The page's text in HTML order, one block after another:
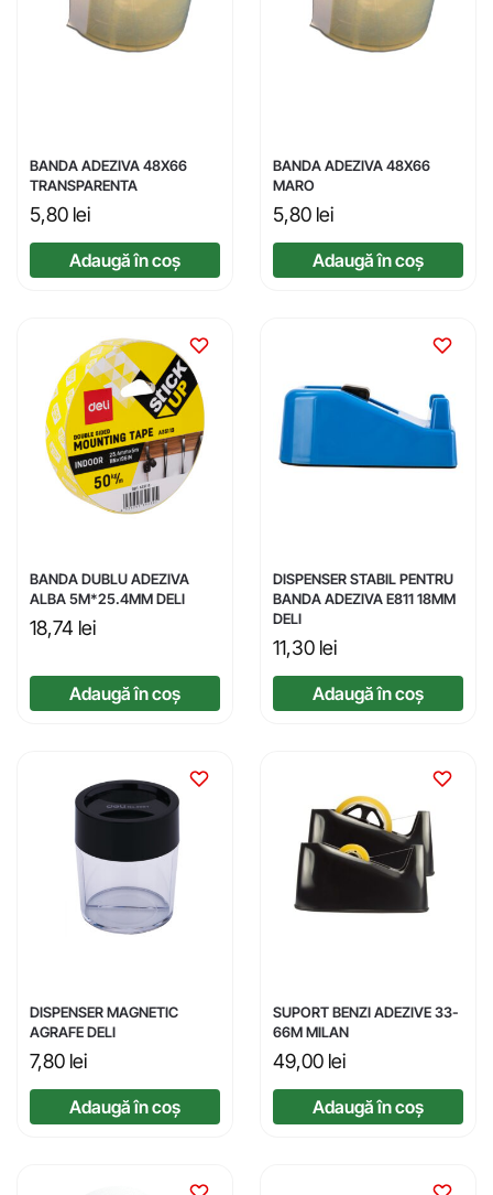
BANDA ADEZIVA 48X66
TRANSPARENTA
5,80 lei
Adaugă în coș
BANDA ADEZIVA 48X66
MARO
5,80 lei
Adaugă în coș
BANDA DUBLU ADEZIVA
ALBA 5M*25.4MM DELI
18,74 lei
Adaugă în coș
DISPENSER STABIL PENTRU
BANDA ADEZIVA E811 18MM
DELI
11,30 lei
Adaugă în coș
DISPENSER MAGNETIC
AGRAFE DELI
7,80 lei
Adaugă în coș
SUPORT BENZI ADEZIVE 33-
66M MILAN
49,00 lei
Adaugă în coș